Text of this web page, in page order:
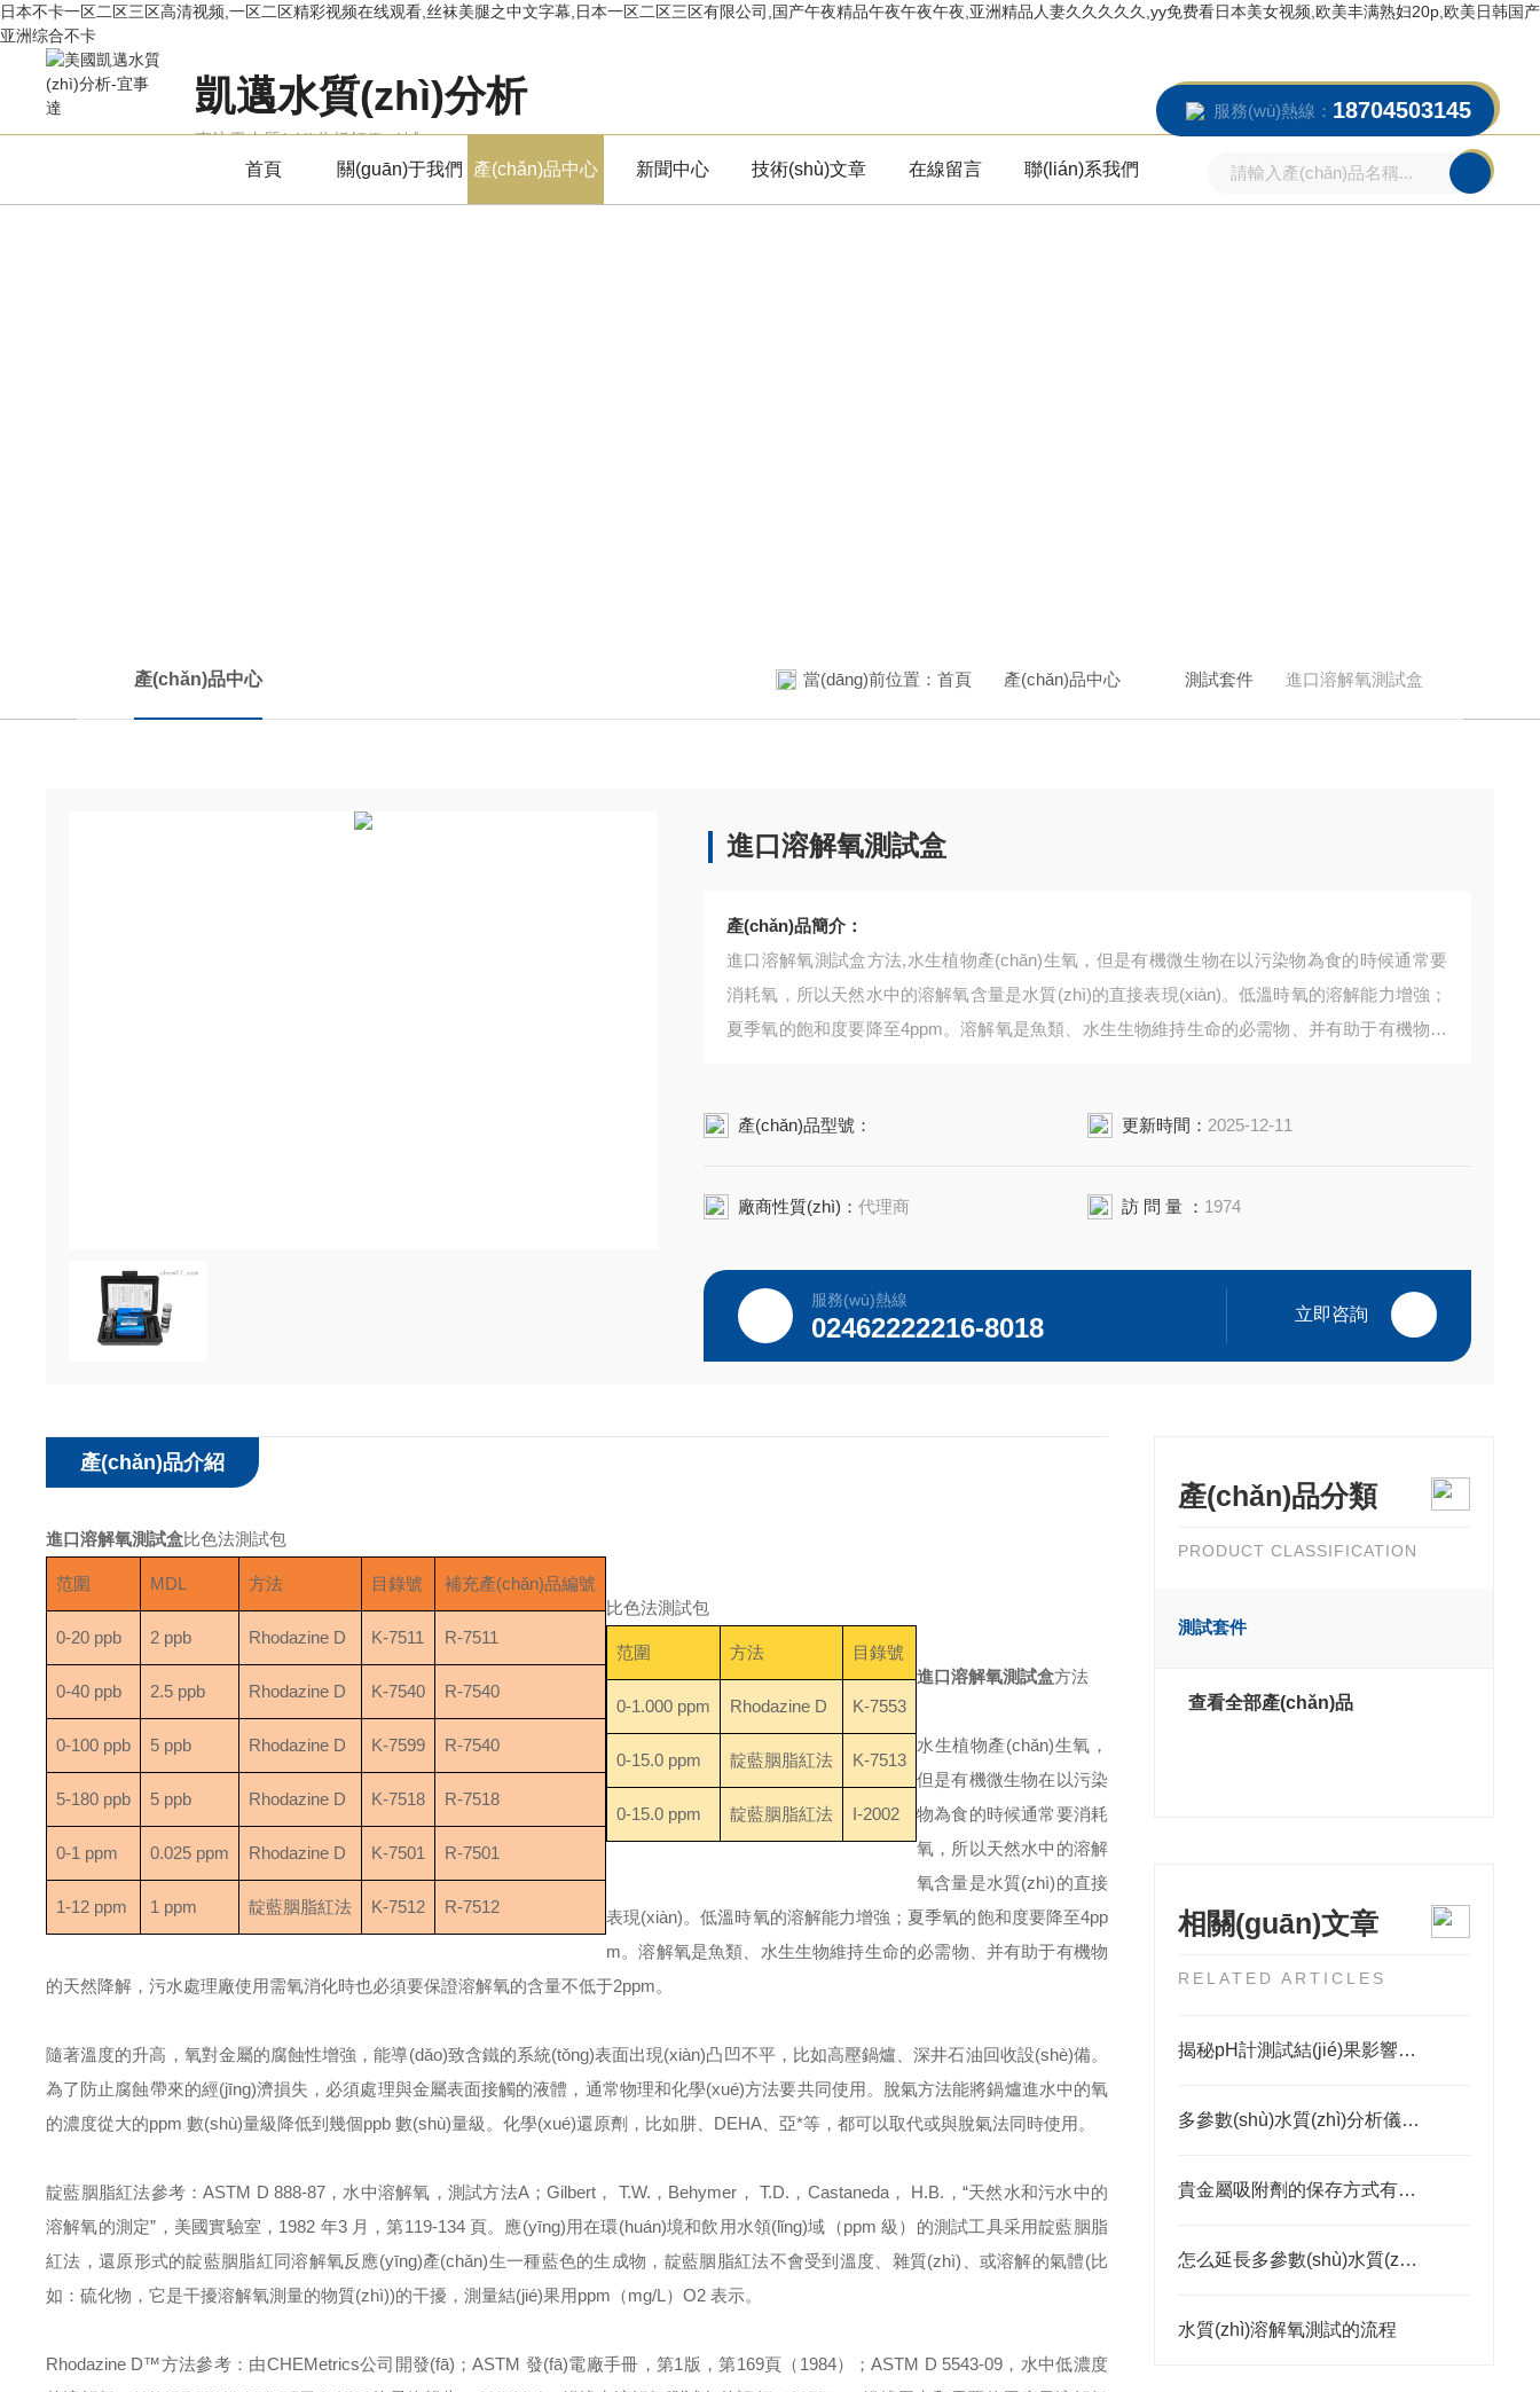
日本不卡一区二区三区高清视频,一区二区精彩视频在线观看,丝袜美腿之中文字幕,日本一区二区三区有限公司,国产午夜精品午夜午夜午夜,亚洲精品人妻久久久久久,yy免费看日本美女视频,欧美丰满熟妇20p,欧美日韩国产
亚洲综合不卡
凱邁水質(zhì)分析
專注于水質(zhì)分析領(lǐng)域
服務(wù)熱線： 18704503145
首頁 關(guān)于我們 產(chǎn)品中心 新聞中心 技術(shù)文章 在線留言 聯(lián)系我們
產(chǎn)品中心 當(dāng)前位置： 首頁 產(chǎn)品中心 測試套件 進口溶解氧測試盒
進口溶解氧測試盒
產(chǎn)品簡介：
進口溶解氧測試盒方法,水生植物產(chǎn)生氧，但是有機微生物在以污染物為食的時候通常要
消耗氧，所以天然水中的溶解氧含量是水質(zhì)的直接表現(xiàn)。低溫時氧的溶解能力增強；
夏季氧的飽和度要降至4ppm。溶解氧是魚類、水生生物維持生命的必需物、并有助于有機物的
產(chǎn)品型號： 更新時間： 2025-12-11
廠商性質(zhì)：代理商 訪 問 量 ： 1974
服務(wù)熱線
02462222216-8018 立即咨詢
產(chǎn)品分類
PRODUCT CLASSIFICATION
測試套件
查看全部產(chǎn)品
相關(guān)文章
RELATED ARTICLES
揭秘pH計測試結(jié)果影響因素
多參數(shù)水質(zhì)分析儀在環(huán)境監(jiān)測與水資源管理領(lǐng)域中的作用
貴金屬吸附劑的保存方式有哪些
怎么延長多參數(shù)水質(zhì)分析儀的使用壽命
水質(zhì)溶解氧測試的流程
產(chǎn)品介紹
進口溶解氧測試盒比色法測試包
范圍 MDL 方法 目錄號 補充產(chǎn)品編號
0-20 ppb 2 ppb Rhodazine D K-7511 R-7511
0-40 ppb 2.5 ppb Rhodazine D K-7540 R-7540
0-100 ppb 5 ppb Rhodazine D K-7599 R-7540
5-180 ppb 5 ppb Rhodazine D K-7518 R-7518
0-1 ppm 0.025 ppm Rhodazine D K-7501 R-7501
1-12 ppm 1 ppm 靛藍胭脂紅法 K-7512 R-7512
比色法測試包
范圍 方法 目錄號
0-1.000 ppm Rhodazine D K-7553
0-15.0 ppm 靛藍胭脂紅法 K-7513
0-15.0 ppm 靛藍胭脂紅法 I-2002
進口溶解氧測試盒方法
水生植物產(chǎn)生氧，
但是有機微生物在以污染
物為食的時候通常要消耗
氧，所以天然水中的溶解
氧含量是水質(zhì)的直接
表現(xiàn)。低溫時氧的溶解能力增強；夏季氧的飽和度要降至4pp
m。溶解氧是魚類、水生生物維持生命的必需物、并有助于有機物
的天然降解，污水處理廠使用需氧消化時也必須要保證溶解氧的含量不低于2ppm。
隨著溫度的升高，氧對金屬的腐蝕性增強，能導(dǎo)致含鐵的系統(tǒng)表面出現(xiàn)凸凹不平，比如高壓鍋爐、深井石油回收設(shè)備。
為了防止腐蝕帶來的經(jīng)濟損失，必須處理與金屬表面接觸的液體，通常物理和化學(xué)方法要共同使用。脫氣方法能將鍋爐進水中的氧
的濃度從大的ppm 數(shù)量級降低到幾個ppb 數(shù)量級。化學(xué)還原劑，比如肼、DEHA、亞*等，都可以取代或與脫氣法同時使用。
靛藍胭脂紅法參考：ASTM D 888-87，水中溶解氧，測試方法A；Gilbert， T.W.，Behymer， T.D.，Castaneda， H.B.，“天然水和污水中的
溶解氧的測定”，美國實驗室，1982 年3 月，第119-134 頁。 應(yīng)用在環(huán)境和飲用水領(lǐng)域（ppm 級）的測試工具采用靛藍胭脂
紅法，還原形式的靛藍胭脂紅同溶解氧反應(yīng)產(chǎn)生一種藍色的生成物，靛藍胭脂紅法不會受到溫度、雜質(zhì)、或溶解的氣體(比
如：硫化物，它是干擾溶解氧測量的物質(zhì))的干擾，測量結(jié)果用ppm（mg/L）O2 表示。
Rhodazine D™方法參考：由CHEMetrics公司開發(fā)；ASTM 發(fā)電廠手冊，第1版，第169頁（1984）；ASTM D 5543-09，水中低濃度